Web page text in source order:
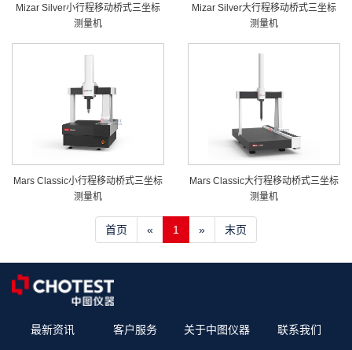
Mizar Silver小行程移动桥式三坐标
测量机
Mizar Silver大行程移动桥式三坐标
测量机
Mars Classic小行程移动桥式三坐标
测量机
Mars Classic大行程移动桥式三坐标
测量机
首页 « 1 » 末页
最新资讯 客户服务 关于中图仪器 联系我们